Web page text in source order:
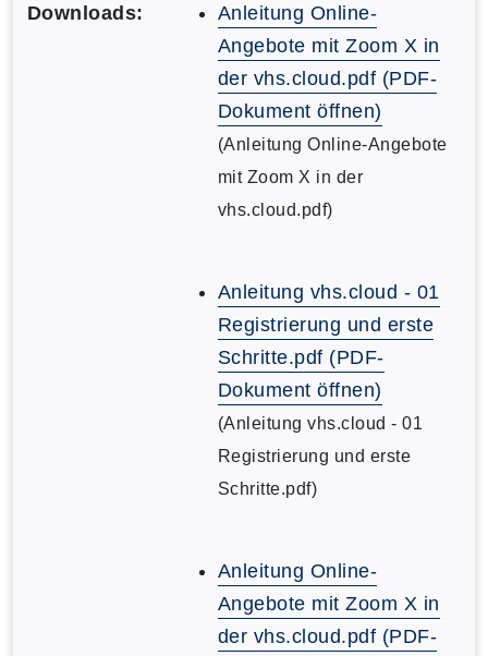
Downloads:
Anleitung Online-
Angebote mit Zoom X in
der vhs.cloud.pdf (PDF-
Dokument öffnen)
(Anleitung Online-Angebote
mit Zoom X in der
vhs.cloud.pdf)
Anleitung vhs.cloud - 01
Registrierung und erste
Schritte.pdf (PDF-
Dokument öffnen)
(Anleitung vhs.cloud - 01
Registrierung und erste
Schritte.pdf)
Anleitung Online-
Angebote mit Zoom X in
der vhs.cloud.pdf (PDF-